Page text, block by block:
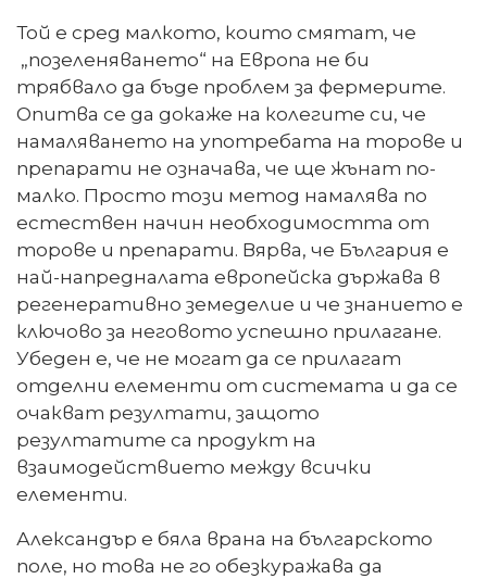
Той е сред малкото, които смятат, че
„позеленяването“ на Европа не би
трябвало да бъде проблем за фермерите.
Опитва се да докаже на колегите си, че
намаляването на употребата на торове и
препарати не означава, че ще жънат по-
малко. Просто този метод намалява по
естествен начин необходимостта от
торове и препарати. Вярва, че България е
най-напредналата европейска държава в
регенеративно земеделие и че знанието е
ключово за неговото успешно прилагане.
Убеден е, че не могат да се прилагат
отделни елементи от системата и да се
очакват резултати, защото
резултатите са продукт на
взаимодействието между всички
елементи.
Александър е бяла врана на българското
поле, но това не го обезкуражава да